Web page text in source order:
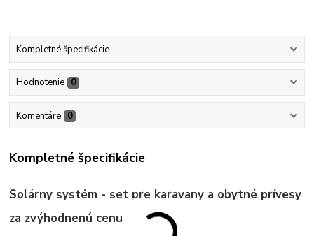
Kompletné špecifikácie
Hodnotenie 0
Komentáre 0
Kompletné špecifikácie
Solárny systém - set pre karavany a obytné prívesy
za zvýhodnenú cenu